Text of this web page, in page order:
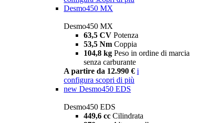
Desmo450 MX
Desmo450 MX
63,5 CV Potenza
53,5 Nm Coppia
104,8 kg Peso in ordine di marcia
senza carburante
A partire da 12.990 € i
configura scopri di più
new Desmo450 EDS
Desmo450 EDS
449,6 cc Cilindrata